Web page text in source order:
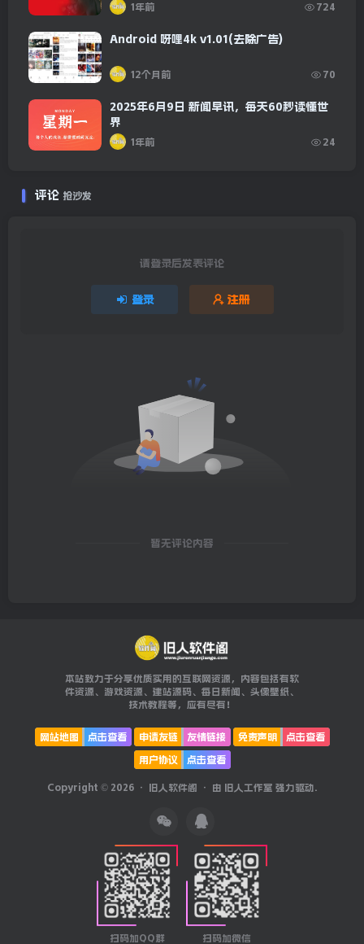
1年前 724
Android 呀哩4k v1.01(去除广告)
12个月前 70
2025年6月9日 新闻早讯，每天60秒读懂世
界
1年前 24
评论 抢沙发
请登录后发表评论
登录 注册
暂无评论内容
本站致力于分享优质实用的互联网资源，内容包括有软
件资源、游戏资源、建站源码、每日新闻、头像壁纸、
技术教程等，应有尽有！
网站地图 点击查看 申请友链 友情链接 免责声明
点击查看
用户协议
点击查看
Copyright © 2026 · 旧人软件阁 · 由 旧人工作室 强力驱动.
扫码加QQ群 扫码加微信